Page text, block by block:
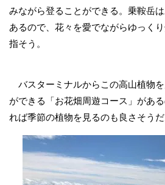
みながら登ることができる。乗鞍岳
あるので、花々を愛でながらゆっく
指そう。
バスターミナルからこの高山植物
ができる「お花畑周遊コース」があ
れば季節の植物を見るのも良さそうだ